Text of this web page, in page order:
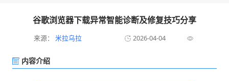
谷歌浏览器下载异常智能诊断及修复技巧分享
来源： 米拉乌拉 2026-04-04
内容介绍